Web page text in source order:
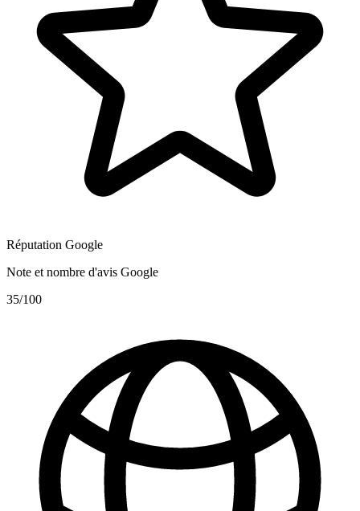
Réputation Google
Note et nombre d'avis Google
35/100